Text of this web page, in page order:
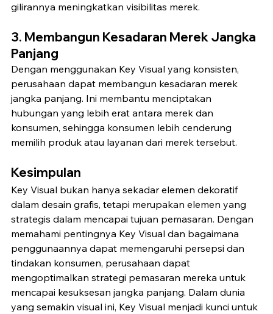
gilirannya meningkatkan visibilitas merek.
3. Membangun Kesadaran Merek Jangka
Panjang
Dengan menggunakan Key Visual yang konsisten,
perusahaan dapat membangun kesadaran merek
jangka panjang. Ini membantu menciptakan
hubungan yang lebih erat antara merek dan
konsumen, sehingga konsumen lebih cenderung
memilih produk atau layanan dari merek tersebut.
Kesimpulan
Key Visual bukan hanya sekadar elemen dekoratif
dalam desain grafis, tetapi merupakan elemen yang
strategis dalam mencapai tujuan pemasaran. Dengan
memahami pentingnya Key Visual dan bagaimana
penggunaannya dapat memengaruhi persepsi dan
tindakan konsumen, perusahaan dapat
mengoptimalkan strategi pemasaran mereka untuk
mencapai kesuksesan jangka panjang. Dalam dunia
yang semakin visual ini, Key Visual menjadi kunci untuk